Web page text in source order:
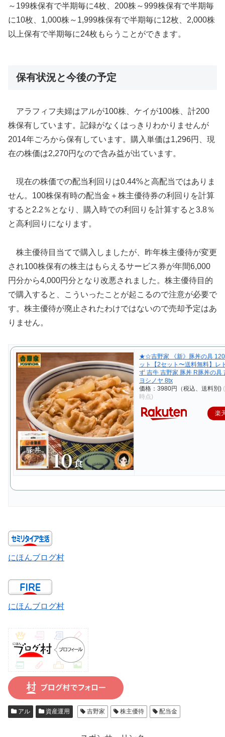
～199株保有で半期毎に4枚、200株～999株保有で半期毎
に10枚、1,000株～1,999株保有で半期毎に12枚、2,000株
以上保有で半期毎に24枚もらうことができます。
保有状況と今後の予定
アラフィフ夫婦はアルが100株、ケイが100株、計200
株保有しています。記録がなくはっきりわかりませんが
2014年ごろから保有しています。購入単価は1,296円、現
在の株価は2,270円なので含み益が出ています。
現在の株価での配当利回りは0.44%と高配当ではありま
せん。100株保有時の配当金＋株主優待券の利回りを計算
すると2.2％となり、購入時での利回りを計算すると3.8％
と高利回りになります。
株主優待目当てで購入しましたが、昨年株主優待が変更
され100株保有の株主はもらえるサービス券が年間6,000
円分から4,000円分となり改悪されました。株主優待目的
で購入すると、こういったことが起こるので注意が必要で
す。株主優待が廃止されたわけではないので売却予定はあ
りません。
★☆吉野家 《新》豚丼の具
ット【2セット〜送料無料】レ
ず 吉牛 吉野家 豚丼 R豚丼の具
ヨシノヤ 8tx
価格：3980円（税込、送料別)
時点)
楽
にほんブログ村
にほんブログ村
アル 資産運用 吉野家 株主優待 配当金